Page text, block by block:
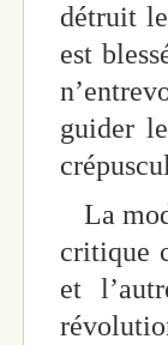
détruit
est
guider
La
critique
et